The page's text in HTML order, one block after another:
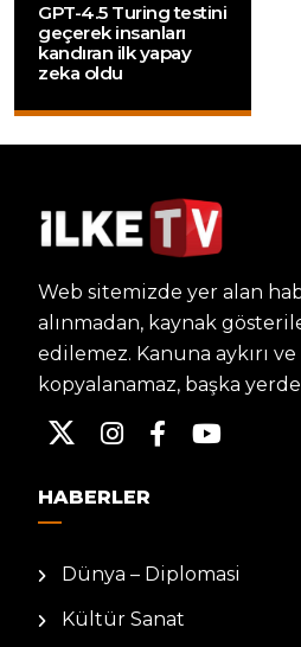
GPT-4.5 Turing testini
geçerek insanları
kandıran ilk yapay
zeka oldu
Web sitemizde yer alan
alınmadan, kaynak
edilemez. Kanuna aykırı
kopyalanamaz, başka
HABERLER
Dünya – Diplomasi
Kültür Sanat